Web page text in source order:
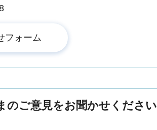
のご意見をお聞かせください